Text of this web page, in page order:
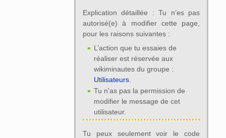
Explication détaillée : Tu n’es pas
autorisé(e) à modifier cette page,
pour les raisons suivantes :
L’action que tu essaies de
réaliser est réservée aux
wikiminautes du groupe :
Utilisateurs
Tu n'as pas la permission de
modifier le message de cet
utilisateur.
Tu peux seulement voir le code